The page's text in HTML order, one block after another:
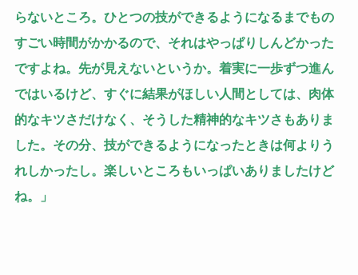
らないところ。ひとつの技ができるようになるまでもの
すごい時間がかかるので、それはやっぱりしんどかった
ですよね。先が見えないというか。着実に一歩ずつ進ん
ではいるけど、すぐに結果がほしい人間としては、肉体
的なキツさだけなく、そうした精神的なキツさもありま
した。その分、技ができるようになったときは何よりう
れしかったし。楽しいところもいっぱいありましたけど
ね。」